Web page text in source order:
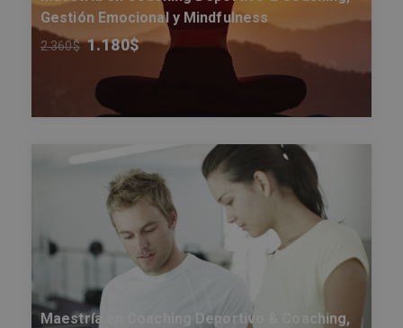
Gestión Emocional y Mindfulness
2.360$ 1.180$
Maestría en Coaching Deportivo & Coaching,